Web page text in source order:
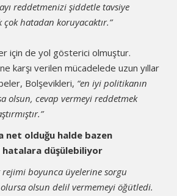
reddetmenizi şiddetle tavsiye
hatadan koruyacaktır.”
için de yol gösterici olmuştur.
karşı verilen mücadelede uzun yıllar
Bolşevikleri, “en iyi politikanın
olsun, cevap vermeyi reddetmek
net olduğu halde bazen
hatalara düşülebiliyor
rejimi boyunca üyelerine sorgu
olsun delil vermemeyi öğütledi.